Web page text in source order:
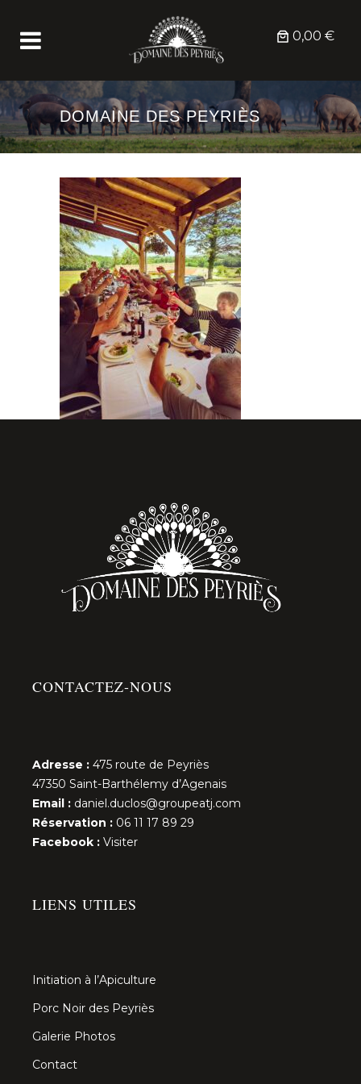
0,00 €
DOMAINE DES PEYRIÈS
CONTACTEZ-NOUS
Adresse : 475 route de Peyriès
47350 Saint-Barthélemy d’Agenais
Email : daniel.duclos@groupeatj.com
Réservation : 06 11 17 89 29
Facebook : Visiter
LIENS UTILES
Initiation à l’Apiculture
Porc Noir des Peyriès
Galerie Photos
Contact